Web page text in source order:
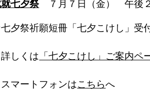
七夕祭７月７日（金） 午後
願短冊「七夕こけし」受
は 「七夕こけし」ご案内ペ
フォンはこちらへ